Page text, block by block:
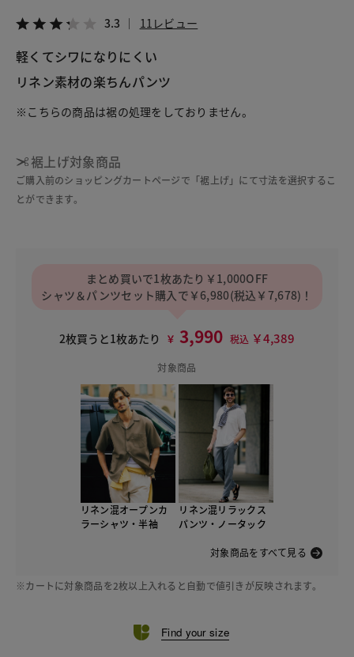
3.3 11レビュー
軽くてシワになりにくい
リネン素材の楽ちんパンツ
※こちらの商品は裾の処理をしておりません。
裾上げ対象商品
ご購入前のショッピングカートページで「裾上げ」にて寸法を選択するこ
とができます。
まとめ買いで1枚あたり￥1,000OFF
シャツ＆パンツセット購入で￥6,980(税込￥7,678)！
2枚買うと1枚あたり ￥ 3,990 税込 ￥4,389
対象商品
リネン混オープンカ
ラーシャツ・半袖
リネン混リラックス
パンツ・ノータック
対象商品をすべて見る
※カートに対象商品を2枚以上入れると自動で値引きが反映されます。
Find your size
LINE X